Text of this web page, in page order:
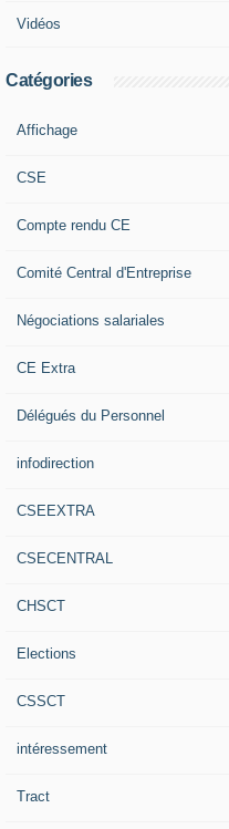
Vidéos
Catégories
Affichage
CSE
Compte rendu CE
Comité Central d'Entreprise
Négociations salariales
CE Extra
Délégués du Personnel
infodirection
CSEEXTRA
CSECENTRAL
CHSCT
Elections
CSSCT
intéressement
Tract